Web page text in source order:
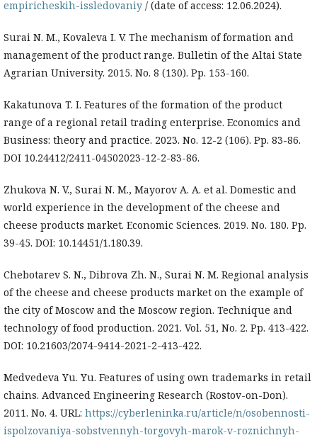
empiricheskih-issledovaniy / (date of access: 12.06.2024).
Surai N. M., Kovaleva I. V. The mechanism of formation and
management of the product range. Bulletin of the Altai State
Agrarian University. 2015. No. 8 (130). Pp. 153-160.
Kakatunova T. I. Features of the formation of the product
range of a regional retail trading enterprise. Economics and
Business: theory and practice. 2023. No. 12-2 (106). Pp. 83-86.
DOI 10.24412/2411-04502023-12-2-83-86.
Zhukova N. V., Surai N. M., Mayorov A. A. et al. Domestic and
world experience in the development of the cheese and
cheese products market. Economic Sciences. 2019. No. 180. Pp.
39-45. DOI: 10.14451/1.180.39.
Chebotarev S. N., Dibrova Zh. N., Surai N. M. Regional analysis
of the cheese and cheese products market on the example of
the city of Moscow and the Moscow region. Technique and
technology of food production. 2021. Vol. 51, No. 2. Pp. 413-422.
DOI: 10.21603/2074-9414-2021-2-413-422.
Medvedeva Yu. Yu. Features of using own trademarks in retail
chains. Advanced Engineering Research (Rostov-on-Don).
2011. No. 4. URL: https://cyberleninka.ru/article/n/osobennosti-
ispolzovaniya-sobstvennyh-torgovyh-marok-v-roznichnyh-